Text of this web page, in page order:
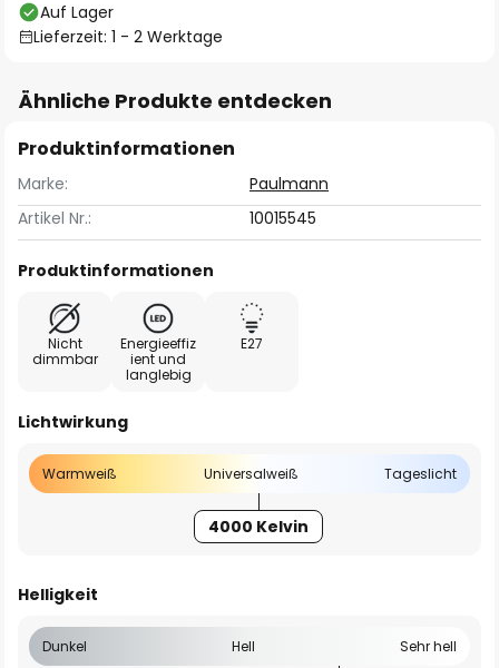
Auf Lager
Lieferzeit: 1 - 2 Werktage
Ähnliche Produkte entdecken
Produktinformationen
Marke:
Paulmann
Artikel Nr.:
10015545
Produktinformationen
Nicht
dimmbar
Energieeffiz
ient und
langlebig
E27
Lichtwirkung
Warmweiß Universalweiß Tageslicht
4000 Kelvin
Helligkeit
Dunkel Hell Sehr hell